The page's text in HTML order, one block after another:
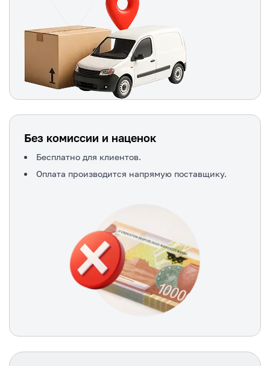
Без комиссии и наценок
Бесплатно для клиентов.
Оплата производится напрямую поставщику.